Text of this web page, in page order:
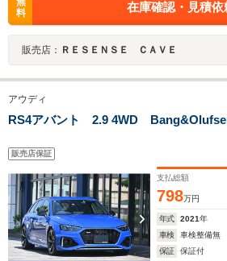
料
在庫確認・見積依
販売店： ＲＥＳＥＮＳＥ ＣＡＶＥ
アウディ
RS4アバント 2.9 4WD
販売店保証
支払総額
798万円
年式 2021年
車検
車検整備無
保証
保証付